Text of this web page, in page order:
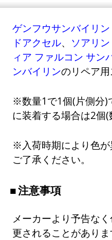
ゲンフウサンバイリ
ドアクセル、 ソアリ
ィア ファルコン サン
ンバイリンのリペア用
※数量1で1個(片側分)
に装着する場合は2個(
※入荷時期により色
ご了承ください。
注意事項
メーカーより予告な
更されることがあり